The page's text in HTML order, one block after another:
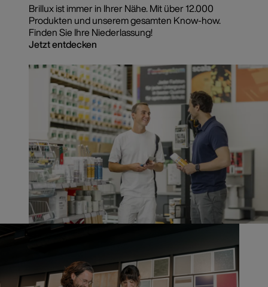
Brillux ist immer in Ihrer Nähe. Mit über 12.000
Produkten und unserem gesamten Know-how.
Finden Sie Ihre Niederlassung!
Jetzt entdecken